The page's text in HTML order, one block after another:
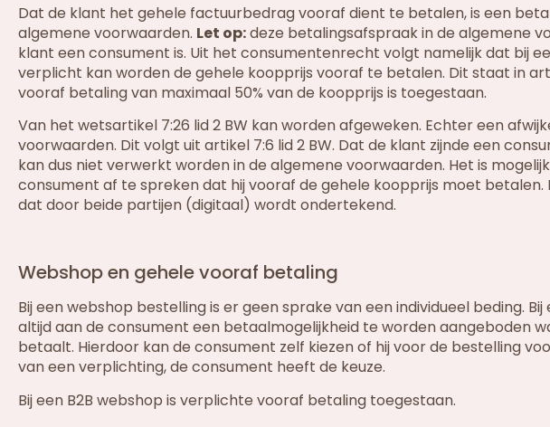
Dat de klant het gehele factuurbedrag vooraf dient te betalen, is een
algemene voorwaarden. Let op:deze betalingsafspraak in de algemene
klant een consument is. Uit het consumentenrecht volgt namelijk dat bij
verplicht kan worden de gehele koopprijs vooraf te betalen. Dit staat in
vooraf betaling van maximaal 50% van de koopprijs is toegestaan.
Van het wetsartikel 7:26 lid 2 BW kan worden afgeweken. Echter een
voorwaarden. Dit volgt uit artikel 7:6 lid 2 BW. Dat de klant zijnde een
kan dus niet verwerkt worden in de algemene voorwaarden. Het is
consument af te spreken dat hij vooraf de gehele koopprijs moet
dat door beide partijen (digitaal) wordt ondertekend.
Webshop en gehele vooraf betaling
Bij een webshop bestelling is er geen sprake van een individueel beding.
altijd aan de consument een betaalmogelijkheid te worden aangeboden
betaalt. Hierdoor kan de consument zelf kiezen of hij voor de bestelling
van een verplichting, de consument heeft de keuze.
Bij een B2B webshop is verplichte vooraf betaling toegestaan.